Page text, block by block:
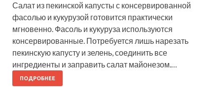
Салат из пекинской капусты с консервированной
фасолью и кукурузой готовится практически
мгновенно. Фасоль и кукуруза используются
консервированные. Потребуется лишь нарезать
пекинскую капусту и зелень, соединить все
ингредиенты и заправить салат майонезом.…
ПОДРОБНЕЕ